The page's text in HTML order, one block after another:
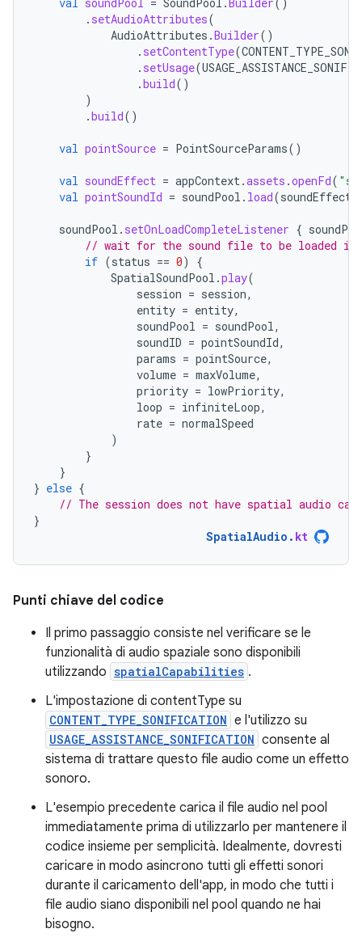
. setAudioAttributes(
AudioAttributes .Builder()
. setContentType(
. setUsage(
.build()
)
.build()
val pointSource = PointSourceParams()
val soundEffect = appContext.assets .openFd(
val pointSoundId = soundPool . load(soundEffect
soundPool . setOnLoadCompleteListener {
// wait for the sound file to be loaded
if (status == 0)
{
SpatialSoundPool .play(
session = session,
entity = entity,
soundPool = soundPool,
soundID = pointSoundId,
params = pointSource,
volume = maxVolume,
priority = lowPriority,
loop = infiniteLoop,
rate = normalSpeed
)
}
}
} else {
// The session does not have spatial audio
}
SpatialAudio . kt
Punti chiave del codice
Il primo passaggio consiste nel verificare se le
funzionalità di audio spaziale sono disponibili
utilizzando spatialCapabilities .
L'impostazione di contentType su
CONTENT_TYPE_SONIFICATION e l'utilizzo su
USAGE_ASSISTANCE_SONIFICATION consente al
sistema di trattare questo file audio come un effetto
sonoro.
L'esempio precedente carica il file audio nel pool
immediatamente prima di utilizzarlo per mantenere il
codice insieme per semplicità. Idealmente, dovresti
caricare in modo asincrono tutti gli effetti sonori
durante il caricamento dell'app, in modo che tutti i
file audio siano disponibili nel pool quando ne hai
bisogno.